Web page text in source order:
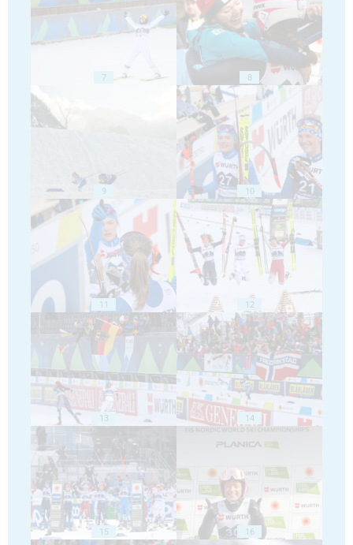
7 8
9 10
11 12
13 14
15 16